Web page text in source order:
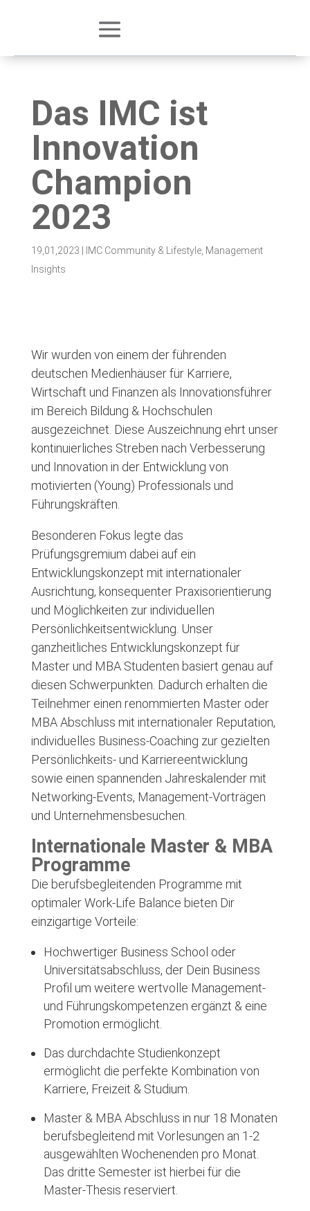
Das IMC ist
Innovation
Champion
2023
19,01,2023 IMC Community & Lifestyle, Management
Insights
Wir wurden von einem der führenden
deutschen Medienhäuser für Karriere,
Wirtschaft und Finanzen als Innovationsführer
im Bereich Bildung & Hochschulen
ausgezeichnet. Diese Auszeichnung ehrt unser
kontinuierliches Streben nach Verbesserung
und Innovation in der Entwicklung von
motivierten (Young) Professionals und
Führungskräften.
Besonderen Fokus legte das
Prüfungsgremium dabei auf ein
Entwicklungskonzept mit internationaler
Ausrichtung, konsequenter Praxisorientierung
und Möglichkeiten zur individuellen
Persönlichkeitsentwicklung. Unser
ganzheitliches Entwicklungskonzept für
Master und MBA Studenten basiert genau auf
diesen Schwerpunkten. Dadurch erhalten die
Teilnehmer einen renommierten Master oder
MBA Abschluss mit internationaler Reputation,
individuelles Business-Coaching zur gezielten
Persönlichkeits- und Karriereentwicklung
sowie einen spannenden Jahreskalender mit
Networking-Events, Management-Vorträgen
und Unternehmensbesuchen.
Internationale Master & MBA
Programme
Die berufsbegleitenden Programme mit
optimaler Work-Life Balance bieten Dir
einzigartige Vorteile:
Hochwertiger Business School oder
Universitätsabschluss, der Dein Business
Profil um weitere wertvolle Management-
und Führungskompetenzen ergänzt & eine
Promotion ermöglicht.
Das durchdachte Studienkonzept
ermöglicht die perfekte Kombination von
Karriere, Freizeit & Studium.
Master & MBA Abschluss in nur 18 Monaten
berufsbegleitend mit Vorlesungen an 1-2
ausgewählten Wochenenden pro Monat.
Das dritte Semester ist hierbei für die
Master-Thesis reserviert.